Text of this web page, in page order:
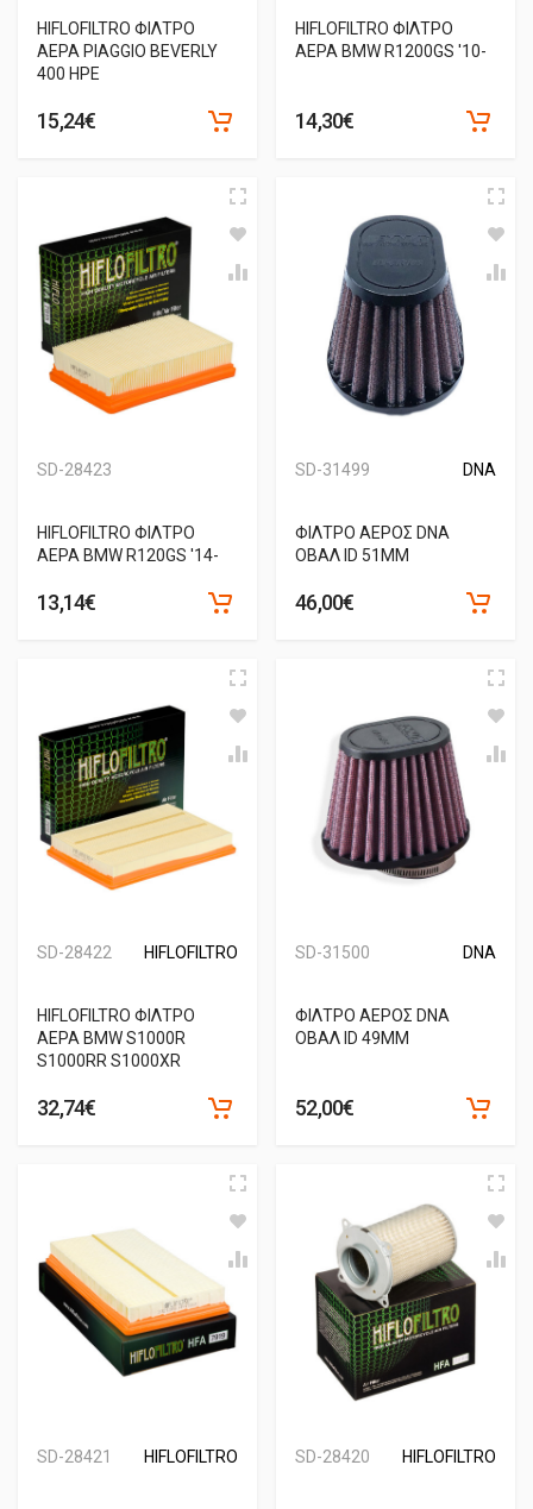
HIFLOFILTRO ΦΙΛΤΡΟ
ΑΕΡΑ PIAGGIO BEVERLY
400 HPE
15,24€
HIFLOFILTRO ΦΙΛΤΡΟ
ΑΕΡΑ BMW R1200GS '10-
14,30€
SD-28423
HIFLOFILTRO ΦΙΛΤΡΟ
ΑΕΡΑ BMW R120GS '14-
13,14€
SD-31499 DNA
ΦΙΛΤΡΟ ΑΕΡΟΣ DNA
ΟΒΑΛ ID 51MM
46,00€
SD-28422 HIFLOFILTRO
HIFLOFILTRO ΦΙΛΤΡΟ
ΑΕΡΑ BMW S1000R
S1000RR S1000XR
32,74€
SD-31500 DNA
ΦΙΛΤΡΟ ΑΕΡΟΣ DNA
ΟΒΑΛ ID 49MM
52,00€
SD-28421 HIFLOFILTRO SD-28420 HIFLOFILTRO